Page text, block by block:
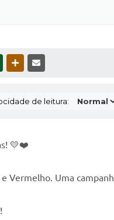
WHATSAPPOUTRAS MÍDIAS
de leitura:
💛❤️
Vermelho. Uma